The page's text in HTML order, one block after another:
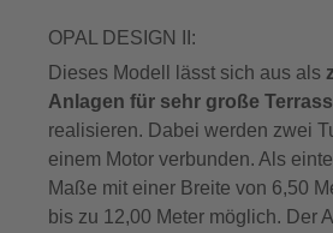
OPAL DESIGN II:
Dieses Modell lässt sich aus als
Anlagen für sehr große
realisieren. Dabei werden zwei
einem Motor verbunden. Als
Maße mit einer Breite von 6,50
bis zu 12,00 Meter möglich. Der